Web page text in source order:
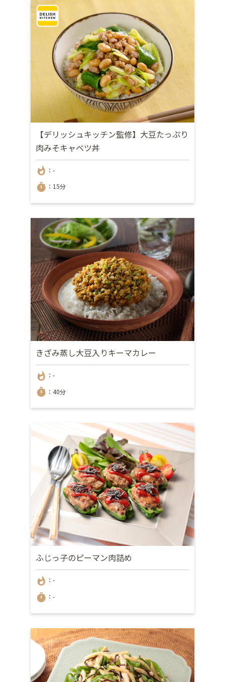
【デリッシュキッチン監修】大豆たっぷり
肉みそキャベツ丼
whatshot ：-
timer ：15分
きざみ蒸し大豆入りキーマカレー
whatshot ：-
timer ：40分
ふじっ子のピーマン肉詰め
whatshot ：-
timer ：-